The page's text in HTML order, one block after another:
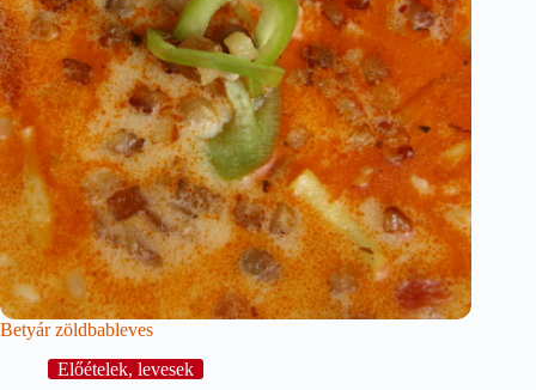
Betyár zöldbableves
Előételek, levesek